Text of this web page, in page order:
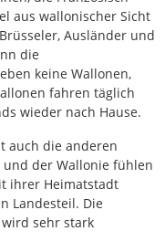
aus wallonischer Sicht
Ausländer und
die
keine Wallonen,
fahren täglich
wieder nach Hause.
auch die anderen
und der Wallonie fühlen
ihrer Heimatstadt
Landesteil. Die
sehr stark